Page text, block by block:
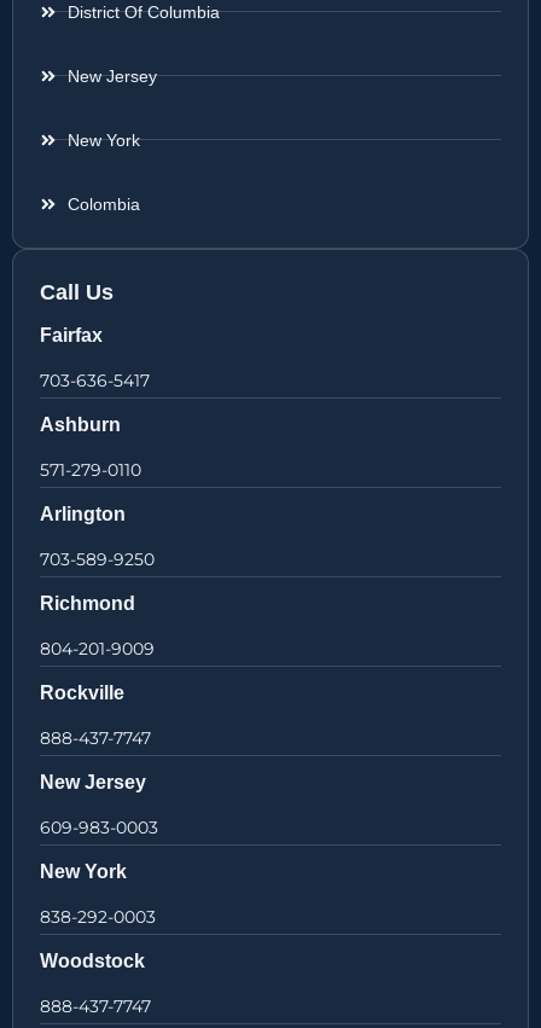
District Of Columbia
New Jersey
New York
Colombia
Call Us
Fairfax
703-636-5417
Ashburn
571-279-0110
Arlington
703-589-9250
Richmond
804-201-9009
Rockville
888-437-7747
New Jersey
609-983-0003
New York
838-292-0003
Woodstock
888-437-7747